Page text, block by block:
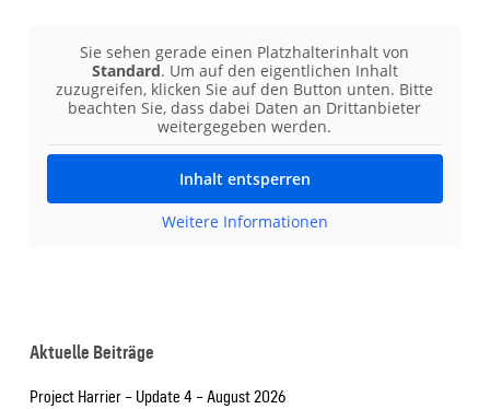
Sie sehen gerade einen Platzhalterinhalt von
Standard. Um auf den eigentlichen Inhalt
zuzugreifen, klicken Sie auf den Button unten. Bitte
beachten Sie, dass dabei Daten an Drittanbieter
weitergegeben werden.
Inhalt entsperren
Weitere Informationen
Aktuelle Beiträge
Project Harrier – Update 4 – August 2026